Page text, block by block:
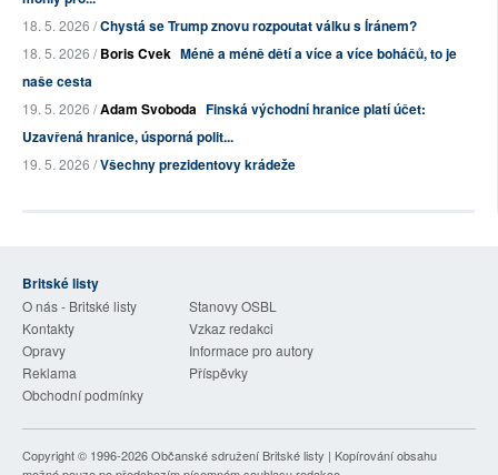
18. 5. 2026 /Chystá se Trump znovu rozpoutat válku s Íránem?
18. 5. 2026 /Boris Cvek Méně a méně dětí a více a více boháčů, to je
naše cesta
19. 5. 2026 /Adam Svoboda Finská východní hranice platí účet:
Uzavřená hranice, úsporná polit...
19. 5. 2026 /Všechny prezidentovy krádeže
Britské listy
O nás - Britské listy
Stanovy OSBL
Kontakty
Vzkaz redakci
Opravy
Informace pro autory
Reklama
Příspěvky
Obchodní podmínky
Copyright © 1996-2026Občanské sdružení Britské listy | Kopírování obsahu